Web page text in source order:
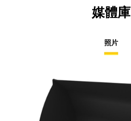
媒體庫
照片